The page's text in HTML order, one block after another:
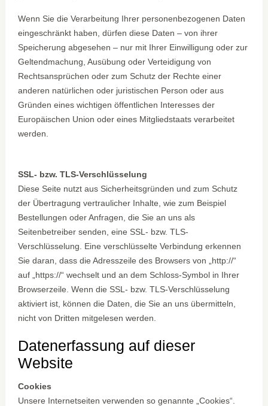
Wenn Sie die Verarbeitung Ihrer personenbezogenen Daten
eingeschränkt haben, dürfen diese Daten – von ihrer
Speicherung abgesehen – nur mit Ihrer Einwilligung oder zur
Geltendmachung, Ausübung oder Verteidigung von
Rechtsansprüchen oder zum Schutz der Rechte einer
anderen natürlichen oder juristischen Person oder aus
Gründen eines wichtigen öffentlichen Interesses der
Europäischen Union oder eines Mitgliedstaats verarbeitet
werden.
SSL- bzw. TLS-Verschlüsselung
Diese Seite nutzt aus Sicherheitsgründen und zum Schutz
der Übertragung vertraulicher Inhalte, wie zum Beispiel
Bestellungen oder Anfragen, die Sie an uns als
Seitenbetreiber senden, eine SSL- bzw. TLS-
Verschlüsselung. Eine verschlüsselte Verbindung erkennen
Sie daran, dass die Adresszeile des Browsers von „http://“
auf „https://“ wechselt und an dem Schloss-Symbol in Ihrer
Browserzeile. Wenn die SSL- bzw. TLS-Verschlüsselung
aktiviert ist, können die Daten, die Sie an uns übermitteln,
nicht von Dritten mitgelesen werden.
Datenerfassung auf dieser
Website
Cookies
Unsere Internetseiten verwenden so genannte „Cookies“.